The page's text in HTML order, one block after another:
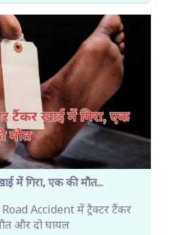
में गिरा, एक की मौत...
Accident में ट्रैक्टर टैंकर
और दो घायल